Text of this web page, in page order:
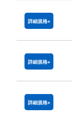
詳細規格
詳細規格
詳細規格